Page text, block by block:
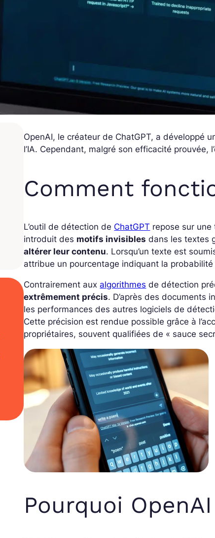
OpenAI, le créateur de ChatGPT, a développé
l’IA. Cependant, malgré son efficacité prouvée,
Comment
L’outil de détection de ChatGPT repose sur
introduit des motifs invisibles dans les textes
altérer leur contenu. Lorsqu’un texte est
attribue un pourcentage indiquant la
Contrairement aux algorithmes de détection
extrêmement précis. D’après des documents
les performances des autres logiciels de
Cette précision est rendue possible grâce à
propriétaires, souvent qualifiées de « sauce
Pourquoi